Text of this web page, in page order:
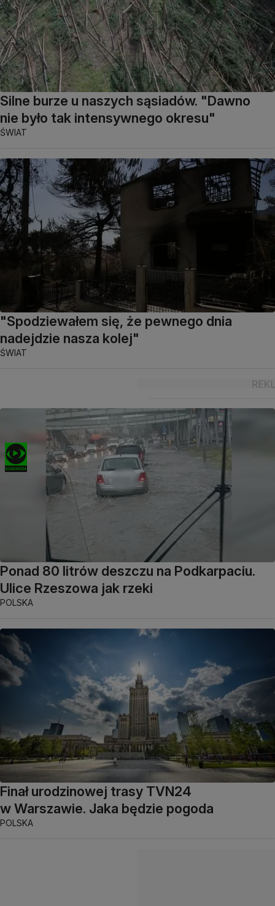
Silne burze u naszych sąsiadów. "Dawno
nie było tak intensywnego okresu"
ŚWIAT
"Spodziewałem się, że pewnego dnia
nadejdzie nasza kolej"
ŚWIAT
Ponad 80 litrów deszczu na Podkarpaciu.
Ulice Rzeszowa jak rzeki
POLSKA
Finał urodzinowej trasy TVN24
w Warszawie. Jaka będzie pogoda
POLSKA